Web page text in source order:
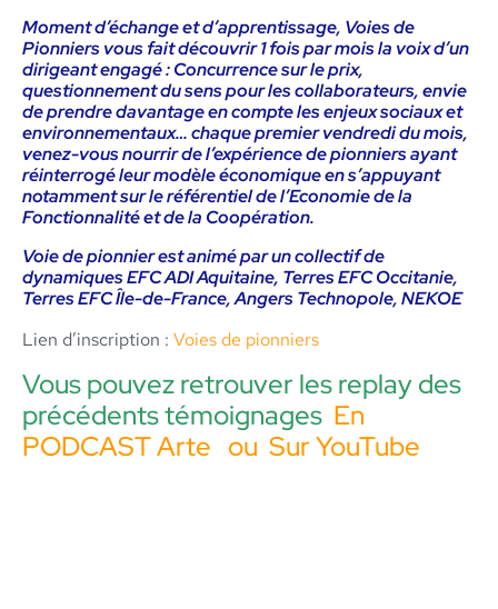
Moment d’échange et d’apprentissage, Voies de
Pionniers vous fait découvrir 1 fois par mois la voix d’un
dirigeant engagé : Concurrence sur le prix,
questionnement du sens pour les collaborateurs, envie
de prendre davantage en compte les enjeux sociaux et
environnementaux… chaque premier vendredi du mois,
venez-vous nourrir de l’expérience de pionniers ayant
réinterrogé leur modèle économique en s’appuyant
notamment sur le référentiel de l’Economie de la
Fonctionnalité et de la Coopération.
Voie de pionnier est animé par un collectif de
dynamiques EFC ADI Aquitaine, Terres EFC Occitanie,
Terres EFC Île-de-France, Angers Technopole, NEKOE
Lien d’inscription : Voies de pionniers
Vous pouvez retrouver les replay des
précédents témoignages En
PODCAST Arte ou Sur YouTube